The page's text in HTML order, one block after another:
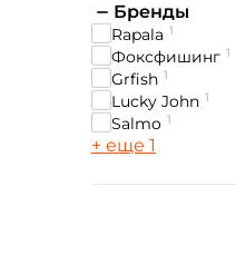
Бренды
Rapala 1
Фоксфишинг 1
Grfish 1
Lucky John 1
Salmo 1
+ еще 1